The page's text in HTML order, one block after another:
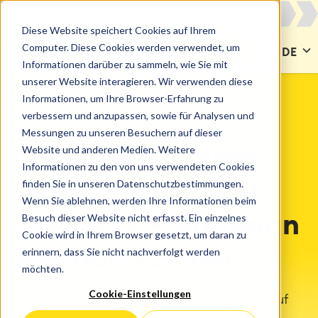
Diese Website speichert Cookies auf Ihrem
Computer. Diese Cookies werden verwendet, um
Informationen darüber zu sammeln, wie Sie mit
unserer Website interagieren. Wir verwenden diese
Informationen, um Ihre Browser-Erfahrung zu
verbessern und anzupassen, sowie für Analysen und
Messungen zu unseren Besuchern auf dieser
Website und anderen Medien. Weitere
Informationen zu den von uns verwendeten Cookies
finden Sie in unseren Datenschutzbestimmungen.
Wenn Sie ablehnen, werden Ihre Informationen beim
Besuch dieser Website nicht erfasst. Ein einzelnes
Cookie wird in Ihrem Browser gesetzt, um daran zu
erinnern, dass Sie nicht nachverfolgt werden
möchten.
Cookie-Einstellungen
KONTAKT DE
SOLUTIONS DevOps
Erstellen Sie Ihren
DevOps-Stack mit
catworkx – Atlassian
Solution Partner
DevOps ist eine Reihe von Praktiken, die darauf